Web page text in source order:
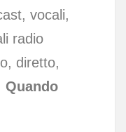
vocali,
radio
diretto,
Quando